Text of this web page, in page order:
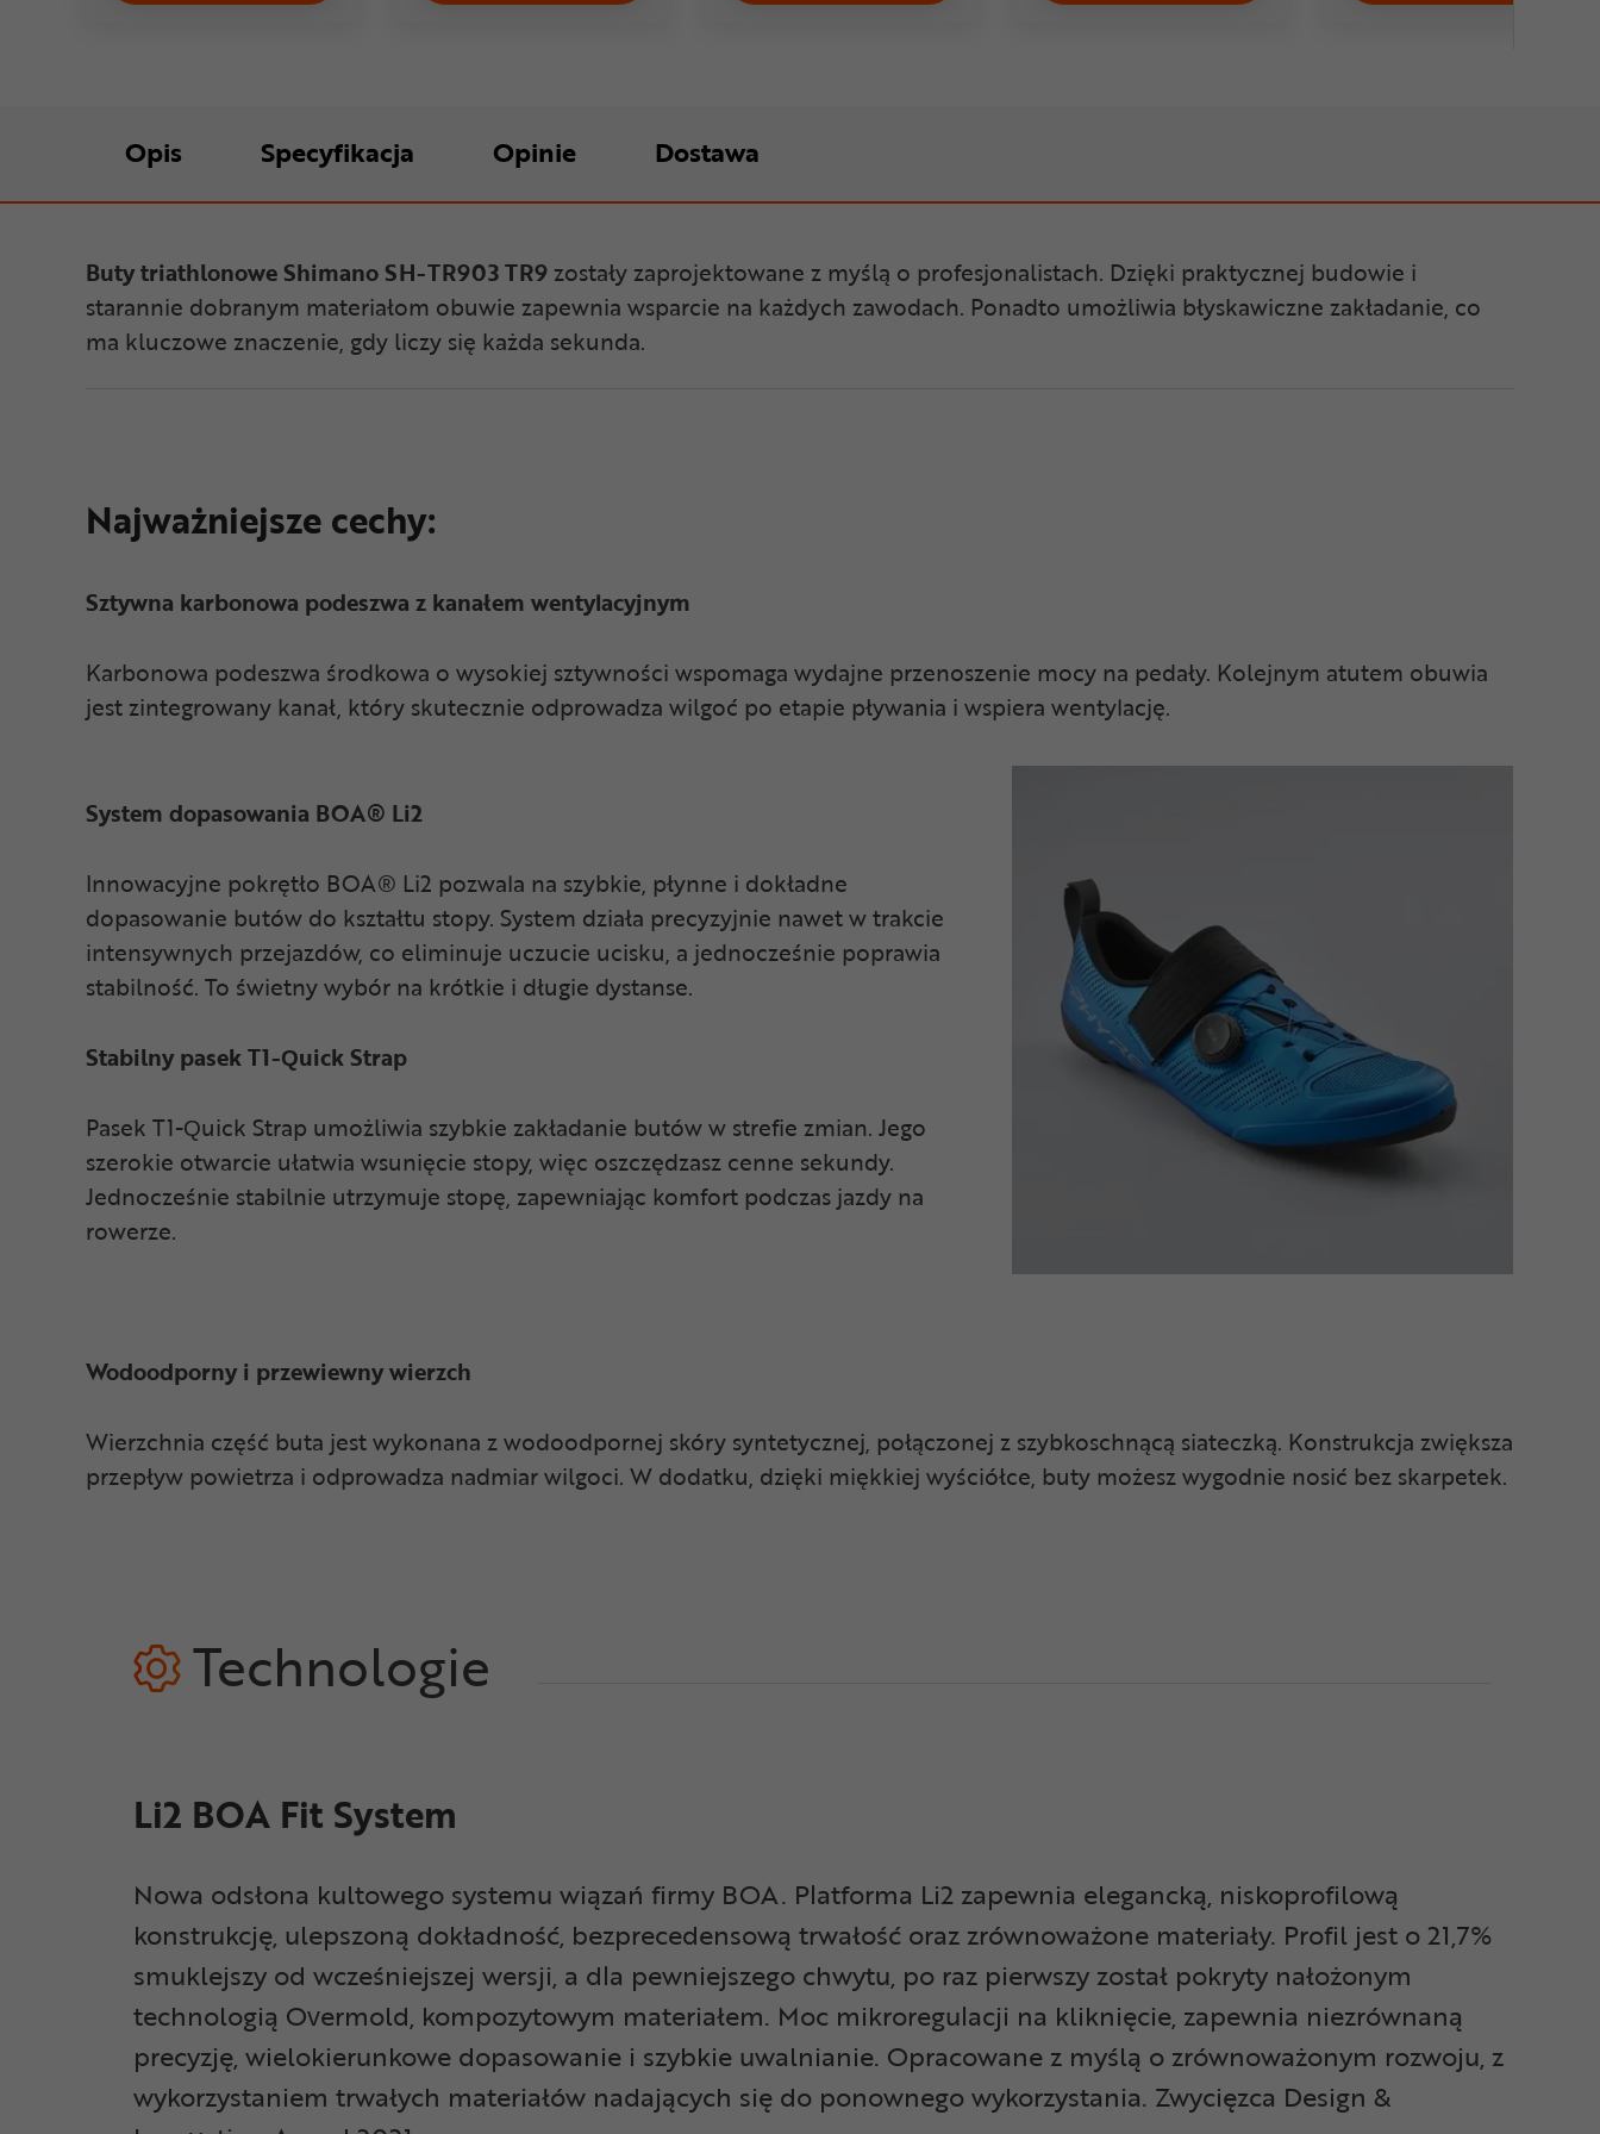
Opis Specyfikacja Opinie Dostawa
Buty triathlonowe Shimano SH-TR903 TR9 zostały zaprojektowane z myślą o profesjonalistach. Dzięki praktycznej budowie i
starannie dobranym materiałom obuwie zapewnia wsparcie na każdych zawodach. Ponadto umożliwia błyskawiczne zakładanie, co
ma kluczowe znaczenie, gdy liczy się każda sekunda.
Najważniejsze cechy:
Sztywna karbonowa podeszwa z kanałem wentylacyjnym
Karbonowa podeszwa środkowa o wysokiej sztywności wspomaga wydajne przenoszenie mocy na pedały. Kolejnym atutem obuwia
jest zintegrowany kanał, który skutecznie odprowadza wilgoć po etapie pływania i wspiera wentylację.
System dopasowania BOA® Li2
Innowacyjne pokrętło BOA® Li2 pozwala na szybkie, płynne i dokładne
dopasowanie butów do kształtu stopy. System działa precyzyjnie nawet w trakcie
intensywnych przejazdów, co eliminuje uczucie ucisku, a jednocześnie poprawia
stabilność. To świetny wybór na krótkie i długie dystanse.
Stabilny pasek T1-Quick Strap
Pasek T1-Quick Strap umożliwia szybkie zakładanie butów w strefie zmian. Jego
szerokie otwarcie ułatwia wsunięcie stopy, więc oszczędzasz cenne sekundy.
Jednocześnie stabilnie utrzymuje stopę, zapewniając komfort podczas jazdy na
rowerze.
Wodoodporny i przewiewny wierzch
Wierzchnia część buta jest wykonana z wodoodpornej skóry syntetycznej, połączonej z szybkoschnącą siateczką. Konstrukcja zwiększa
przepływ powietrza i odprowadza nadmiar wilgoci. W dodatku, dzięki miękkiej wyściółce, buty możesz wygodnie nosić bez skarpetek.
Technologie
Li2 BOA Fit System
Nowa odsłona kultowego systemu wiązań firmy BOA. Platforma Li2 zapewnia elegancką, niskoprofilową
konstrukcję, ulepszoną dokładność, bezprecedensową trwałość oraz zrównoważone materiały. Profil jest o 21,7%
smuklejszy od wcześniejszej wersji, a dla pewniejszego chwytu, po raz pierwszy został pokryty nałożonym
technologią Overmold, kompozytowym materiałem. Moc mikroregulacji na kliknięcie, zapewnia niezrównaną
precyzję, wielokierunkowe dopasowanie i szybkie uwalnianie. Opracowane z myślą o zrównoważonym rozwoju, z
wykorzystaniem trwałych materiałów nadających się do ponownego wykorzystania. Zwycięzca Design &